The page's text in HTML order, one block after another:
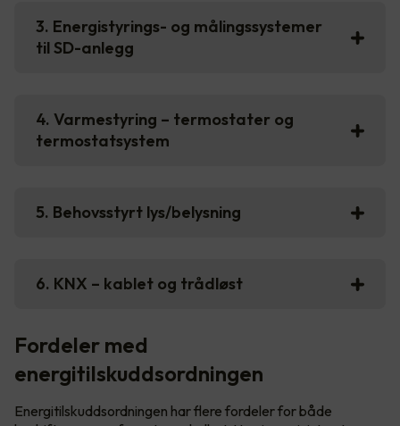
3. Energistyrings- og målingssystemer
til SD-anlegg
4. Varmestyring – termostater og
termostatsystem
5. Behovsstyrt lys/belysning
6. KNX – kablet og trådløst
Fordeler med
energitilskuddsordningen
Energitilskuddsordningen har flere fordeler for både